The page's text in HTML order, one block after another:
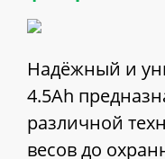
Надёжный и
4.5Ah
различной
весов до